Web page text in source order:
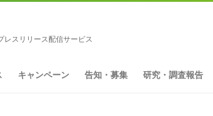
レスリリース配信サービス
キャンペーン 告知・募集 研究・調査報告